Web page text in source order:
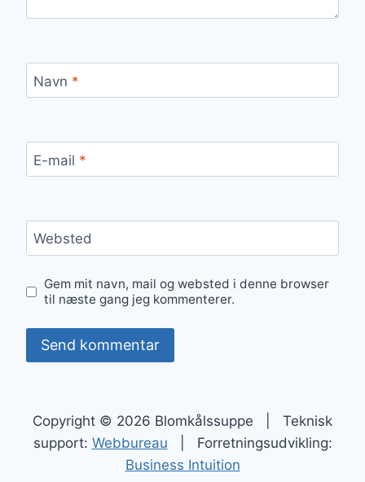
Navn *
E-mail *
Websted
Gem mit navn, mail og websted i denne browser
til næste gang jeg kommenterer.
Copyright © 2026 Blomkålssuppe | Teknisk
support: Webbureau | Forretningsudvikling:
Business Intuition